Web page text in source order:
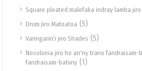
Square pleated malefaka indray lamba
Drum Jiro Matoatoa (5)
Varingarin'i jiro Shades (5)
Nosoloina jiro ho an'ny trano fandraisam-
fandraisam-bahiny (1)